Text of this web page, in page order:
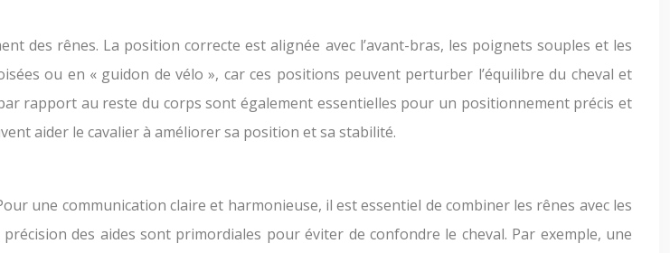
des rênes. La position correcte est alignée avec l’avant-bras, les poignets souples et les
ou en « guidon de vélo », car ces positions peuvent perturber l’équilibre du cheval et
rapport au reste du corps sont également essentielles pour un positionnement précis et
aider le cavalier à améliorer sa position et sa stabilité.
une communication claire et harmonieuse, il est essentiel de combiner les rênes avec les
des aides sont primordiales pour éviter de confondre le cheval. Par exemple, une